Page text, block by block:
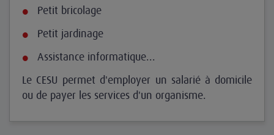
Petit bricolage
Petit jardinage
Assistance informatique...
Le CESU permet d'employer un salarié à domicile
ou de payer les services d'un organisme.